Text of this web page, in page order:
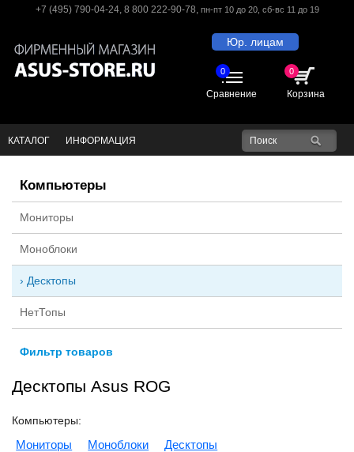
+7 (495) 790-04-24, 8 800 222-90-78, пн-пт 10 до 20, сб-вс 11 до 19
Юр. лицам
0
Корзина
0
Сравнение
КАТАЛОГ ИНФОРМАЦИЯ
Компьютеры
Мониторы
Моноблоки
Десктопы
НетТопы
Фильтр товаров
Десктопы Asus ROG
Компьютеры:
Мониторы Моноблоки
Десктопы